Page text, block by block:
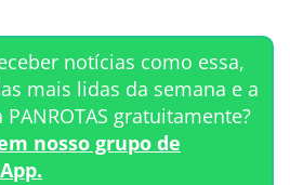
notícias como essa,
mais lidas da semana e a
PANROTAS gratuitamente?
nosso grupo de